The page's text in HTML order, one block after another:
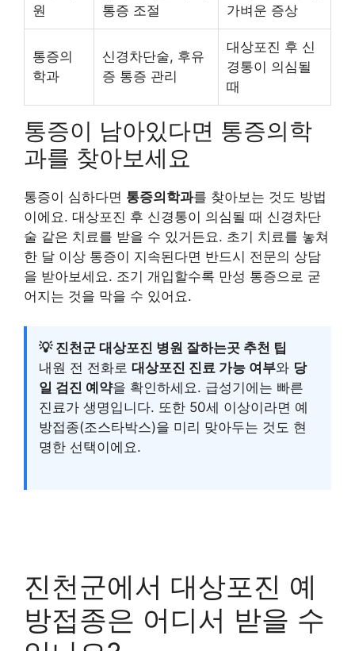
원
통증 조절
가벼운 증상
통증의
학과
신경차단술, 후유
증 통증 관리
대상포진 후 신
경통이 의심될
때
통증이 남아있다면 통증의학
과를 찾아보세요
통증이 심하다면 통증의학과를 찾아보는 것도 방법
이에요. 대상포진 후 신경통이 의심될 때 신경차단
술 같은 치료를 받을 수 있거든요. 초기 치료를 놓쳐
한 달 이상 통증이 지속된다면 반드시 전문의 상담
을 받아보세요. 조기 개입할수록 만성 통증으로 굳
어지는 것을 막을 수 있어요.
💡 진천군 대상포진 병원 잘하는곳 추천 팁
내원 전 전화로 대상포진 진료 가능 여부와 당
일 검진 예약을 확인하세요. 급성기에는 빠른
진료가 생명입니다. 또한 50세 이상이라면 예
방접종(조스타박스)을 미리 맞아두는 것도 현
명한 선택이에요.
진천군에서 대상포진 예
방접종은 어디서 받을 수